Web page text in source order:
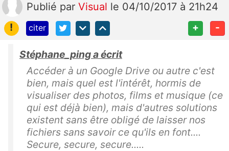
Publié par Visual le 04/10/2017 à 21h24
!
citer + -
Stéphane_ping a écrit
Accéder à un Google Drive ou autre c'est
bien, mais quel est l'intérêt, hormis de
visualiser des photos, films et musique (ce
qui est déjà bien), mais d'autres solutions
existent sans être obligé de laisser nos
fichiers sans savoir ce qu'ils en font....
Secure, secure, secure.....